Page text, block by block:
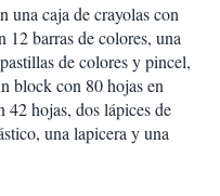
una caja de crayolas con
12 barras de colores, una
de colores y pincel,
block con 80 hojas en
42 hojas, dos lápices de
una lapicera y una